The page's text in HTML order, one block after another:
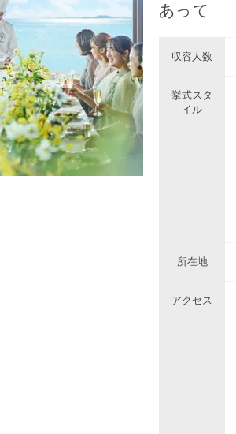
あって
収容人数
挙式スタ
イル
所在地
アクセス